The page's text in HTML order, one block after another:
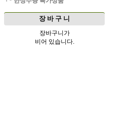
장 바 구 니
장바구니가
비어 있습니다.